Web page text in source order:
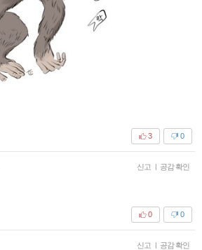
0
3
신고 | 공감 확인
0
0
신고 | 공감 확인